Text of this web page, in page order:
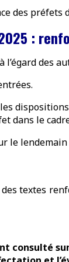
des
:
des
dans le
le
textes
consulté